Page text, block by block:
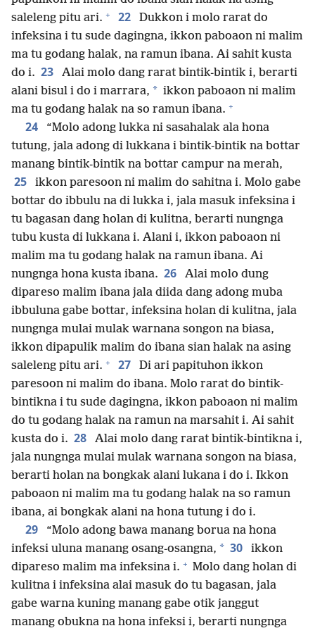
saleleng pitu ari. + 22
Dukkon i molo rarat do
infeksina i tu sude dagingna, ikkon paboaon ni malim
ma tu godang halak, na ramun ibana. Ai sahit kusta
do i. 23
Alai molo dang rarat bintik-bintik i, berarti
alani bisul i do i marrara, * ikkon paboaon ni malim
ma tu godang halak na so ramun ibana. +
24
“Molo adong lukka ni sasahalak ala hona
tutung, jala adong di lukkana i bintik-bintik na bottar
manang bintik-bintik na bottar campur na merah,
25
ikkon paresoon ni malim do sahitna i. Molo gabe
bottar do ibbulu na di lukka i, jala masuk infeksina i
tu bagasan dang holan di kulitna, berarti nungnga
tubu kusta di lukkana i. Alani i, ikkon paboaon ni
malim ma tu godang halak na ramun ibana. Ai
nungnga hona kusta ibana. 26
Alai molo dung
dipareso malim ibana jala diida dang adong muba
ibbuluna gabe bottar, infeksina holan di kulitna, jala
nungnga mulai mulak warnana songon na biasa,
ikkon dipapulik malim do ibana sian halak na asing
saleleng pitu ari. + 27
Di ari papituhon ikkon
paresoon ni malim do ibana. Molo rarat do bintik-
bintikna i tu sude dagingna, ikkon paboaon ni malim
do tu godang halak na ramun na marsahit i. Ai sahit
kusta do i. 28
Alai molo dang rarat bintik-bintikna i,
jala nungnga mulai mulak warnana songon na biasa,
berarti holan na bongkak alani lukana i do i. Ikkon
paboaon ni malim ma tu godang halak na so ramun
ibana, ai bongkak alani na hona tutung i do i.
29
“Molo adong bawa manang borua na hona
infeksi uluna manang osang-osangna, * 30
ikkon
dipareso malim ma infeksina i. + Molo dang holan di
kulitna i infeksina alai masuk do tu bagasan, jala
gabe warna kuning manang gabe otik janggut
manang obukna na hona infeksi i, berarti nungnga